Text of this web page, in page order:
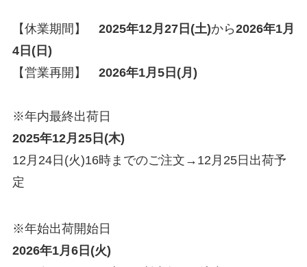
【休業期間】 2025年12月27日(土)から2026年1月
4日(日)
【営業再開】 2026年1月5日(月)
※年内最終出荷日
2025年12月25日(木)
12月24日(火)16時までのご注文→12月25日出荷予
定
※年始出荷開始日
2026年1月6日(火)